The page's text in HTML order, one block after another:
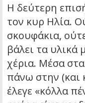
Η δεύτερη
τον κυρ Ηλία.
σκουφάκια,
βάλει τα υλικά
χέρια. Μέσα
πάνω στην (και
έλεγε «κόλλα